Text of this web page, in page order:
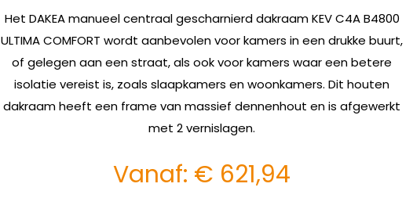
Het DAKEA manueel centraal gescharnierd dakraam KEV C4A B4800
ULTIMA COMFORT wordt aanbevolen voor kamers in een drukke buurt,
of gelegen aan een straat, als ook voor kamers waar een betere
isolatie vereist is, zoals slaapkamers en woonkamers. Dit houten
dakraam heeft een frame van massief dennenhout en is afgewerkt
met 2 vernislagen.
Vanaf: € 621,94